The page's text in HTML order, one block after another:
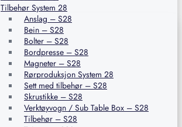
Tilbehør System 28
Anslag – S28
Bein – S28
Bolter – S28
Bordpresse – S28
Magneter – S28
Rørproduksjon System 28
Sett med tilbehør – S28
Skrustikke – S28
Verktøyvogn / Sub Table Box – S28
Tilbehør – S28